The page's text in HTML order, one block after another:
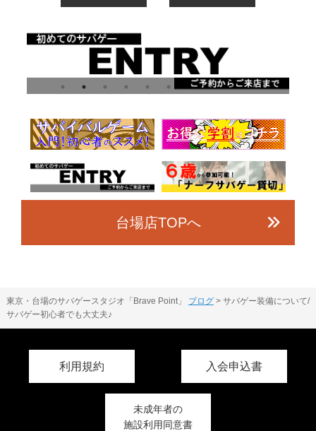
台場店TOPへ
東京・台場のサバゲースタジオ「Brave Point」 ブログ> サバゲー装備について/
サバゲー初心者でも大丈夫♪
利用規約 入会申込書
未成年者の
施設利用同意書